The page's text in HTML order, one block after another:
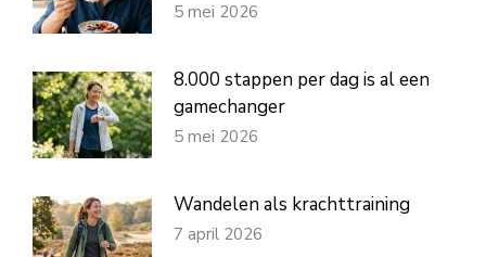
5 mei 2026
8.000 stappen per dag is al een
gamechanger
5 mei 2026
Wandelen als krachttraining
7 april 2026